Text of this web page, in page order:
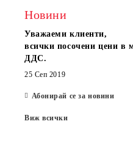
Новини
Уважаеми клиенти,
всички посочени цени в
ДДС.
25 Сеп 2019
Абонирай се за новини
Виж всички